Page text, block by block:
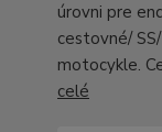
úrovni pre
cestovné/
motocykle.
celé